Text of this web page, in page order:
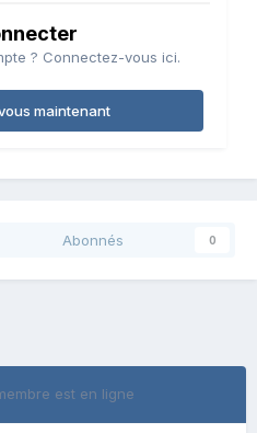
? Connectez-vous ici.
maintenant
Abonnés 0
est en ligne